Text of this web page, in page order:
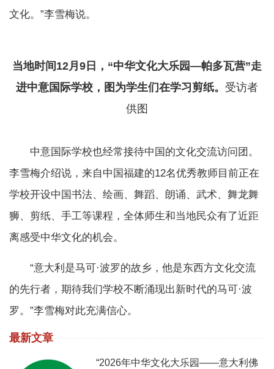
文化。”李雪梅说。
当地时间12月9日，“中华文化大乐园—帕多瓦营”走
进中意国际学校，图为学生们在学习剪纸。 受访者
供图
中意国际学校也经常接待中国的文化交流访问团。
李雪梅介绍说，来自中国福建的12名优秀教师目前正在
学校开设中国书法、绘画、舞蹈、朗诵、武术、舞龙舞
狮、剪纸、手工等课程，全体师生和当地民众有了近距
离感受中华文化的机会。
“意大利是马可·波罗的故乡，他是东西方文化交流
的先行者，期待我们学校不断涌现出新时代的马可·波
罗。”李雪梅对此充满信心。
最新文章
“2026年中华文化大乐园——意大利佛